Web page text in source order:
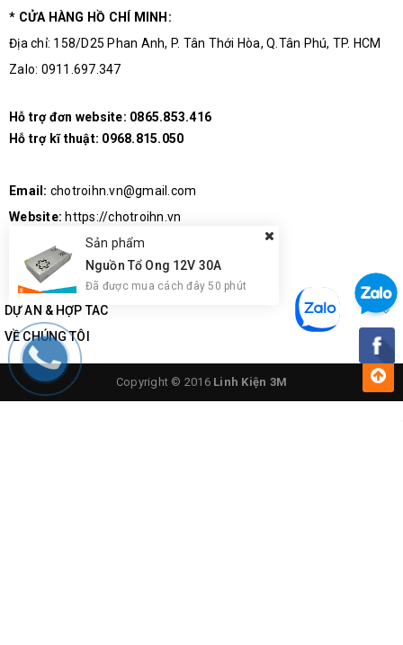
* CỬA HÀNG HỒ CHÍ MINH:
Địa chỉ: 158/D25 Phan Anh, P. Tân Thới Hòa, Q.Tân Phú, TP. HCM
Zalo: 0911.697.347
Hỗ trợ đơn website: 0865.853.416
Hỗ trợ kĩ thuật: 0968.815.050
Email: chotroihn.vn@gmail.com
Website: https://chotroihn.vn
DỰ ÁN & HỢP TÁC
VỀ CHÚNG TÔI
Copyright © 2016 Linh Kiện 3M
Sản phẩm
Nguồn Tổ Ong 12V 30A
Đã được mua cách đây 50 phút